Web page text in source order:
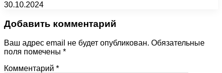
30.10.2024
Добавить комментарий
Ваш адрес email не будет опубликован. Обязательные
поля помечены *
Комментарий *